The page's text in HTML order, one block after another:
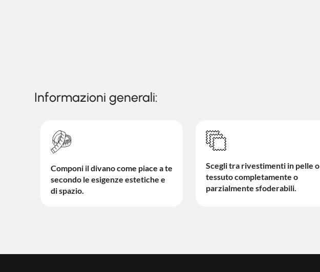
Informazioni generali:
Componi il divano come piace a te
secondo le esigenze estetiche e
di spazio.
Scegli tra rivestimenti in pelle o
tessuto completamente o
parzialmente sfoderabili.